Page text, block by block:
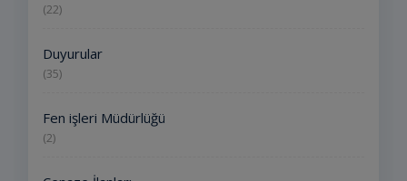
(22)
Duyurular
(35)
Fen işleri Müdürlüğü
(2)